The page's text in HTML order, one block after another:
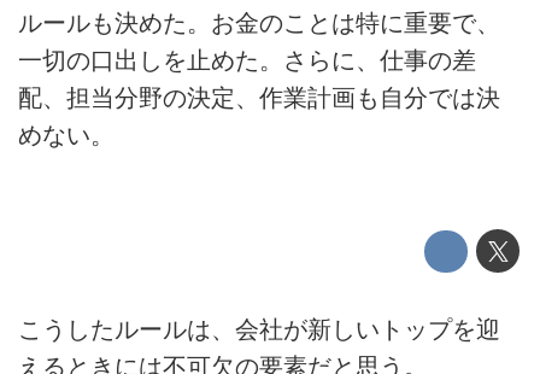
ルールも決めた。お金のことは特に重要で、
一切の口出しを止めた。さらに、仕事の差
配、担当分野の決定、作業計画も自分では決
めない。
こうしたルールは、会社が新しいトップを迎
えるときには不可欠の要素だと思う。